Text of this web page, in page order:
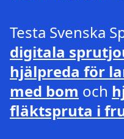
Testa Svenska
digitala
hjälpreda för
med bom och
fläktspruta i